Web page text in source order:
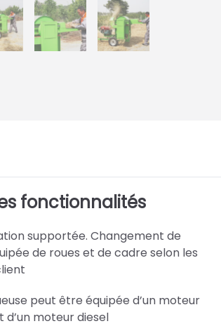
fonctionnalités
supportée. Changement de
de roues et de cadre selon les
peut être équipée d’un moteur
moteur diesel